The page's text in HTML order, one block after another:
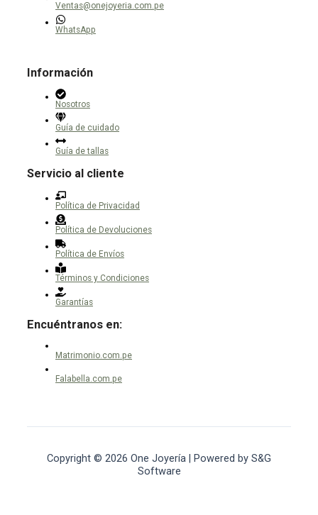
Ventas@onejoyeria.com.pe
WhatsApp
Información
Nosotros
Guía de cuidado
Guía de tallas
Servicio al cliente
Política de Privacidad
Política de Devoluciones
Política de Envíos
Términos y Condiciones
Garantías
Encuéntranos en:
Matrimonio.com.pe
Falabella.com.pe
Copyright © 2026 One Joyería | Powered by S&G
Software